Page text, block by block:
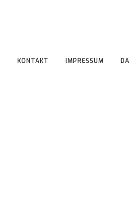
KONTAKT IMPRESSUM